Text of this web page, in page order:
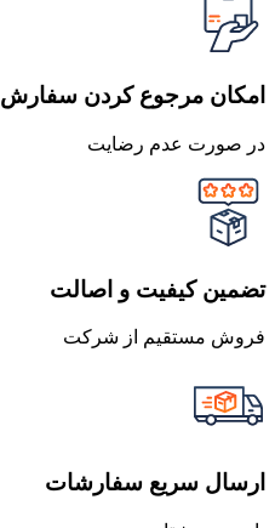
امکان مرجوع کردن سفارش
در صورت عدم رضایت
تضمین کیفیت و اصالت
فروش مستقیم از شرکت
ارسال سریع سفارشات